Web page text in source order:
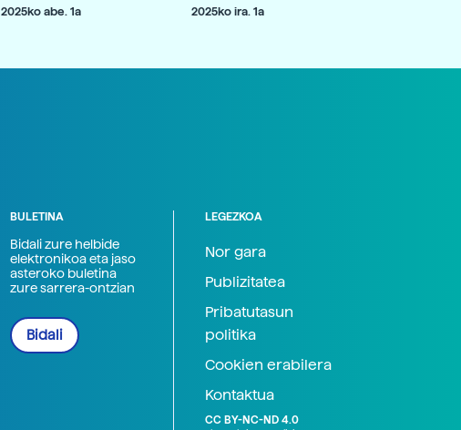
2025ko abe. 1a 2025ko ira. 1a
BULETINA
Bidali zure helbide
elektronikoa eta jaso
asteroko buletina
zure sarrera-ontzian
Bidali
LEGEZKOA
Nor gara
Publizitatea
Pribatutasun
politika
Cookien erabilera
Kontaktua
CC BY-NC-ND 4.0